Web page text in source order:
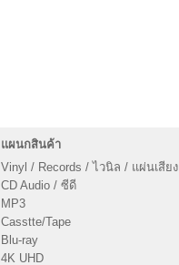
แผนกสินค้า
Vinyl / Records / ไวนิล / แผ่นเสียง
CD Audio / ซีดี
MP3
Casstte/Tape
Blu-ray
4K UHD